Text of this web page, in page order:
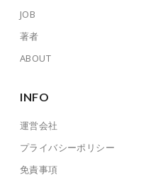
JOB
著者
ABOUT
INFO
運営会社
プライバシーポリシー
免責事項